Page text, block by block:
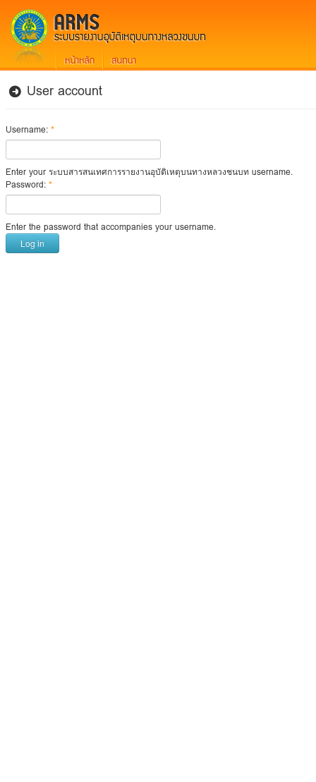
User account
Username: *
Enter your ระบบสารสนเทศการรายงานอุบัติเหตุบนทางหลวงชนบท username.
Password: *
Enter the password that accompanies your username.